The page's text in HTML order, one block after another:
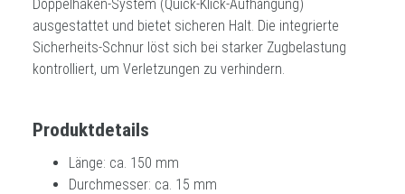
Doppelhaken-System (Quick-Klick-Aufhängung)
ausgestattet und bietet sicheren Halt. Die integrierte
Sicherheits-Schnur löst sich bei starker Zugbelastung
kontrolliert, um Verletzungen zu verhindern.
Produktdetails
Länge: ca. 150 mm
Durchmesser: ca. 15 mm